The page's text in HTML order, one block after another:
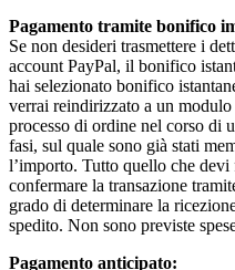
Pagamento tramite bonifico
Se non desideri trasmettere i
account PayPal, il bonifico
hai selezionato bonifico
verrai reindirizzato a un
processo di ordine nel corso di
fasi, sul quale sono già stati
l’importo. Tutto quello che
confermare la transazione
grado di determinare la
spedito. Non sono previste
Pagamento anticipato: